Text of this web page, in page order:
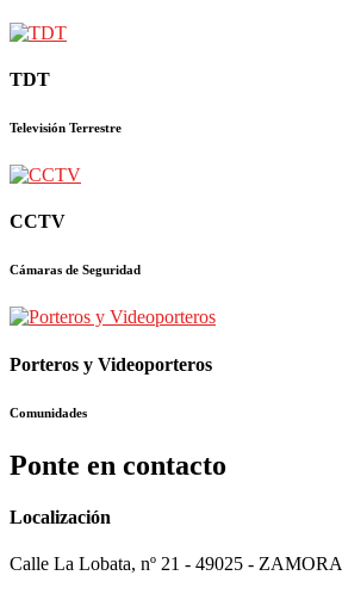
TDT
Televisión Terrestre
CCTV
Cámaras de Seguridad
Porteros y Videoporteros
Comunidades
Ponte en contacto
Localización
Calle La Lobata, nº 21 - 49025 - ZAMORA